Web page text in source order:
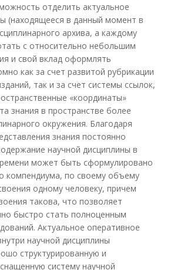
отделить актуальное
(находящееся в данный момент в
архива, а каждому
с относительно небольшим
и свой вклад оформлять
как за счет развитой рубрикации
так и за счет системы ссылок,
«координаты»
знания в пространстве более
окружения. Благодаря
знания постоянно
научной дисциплины в
может быть сформулировано
компендиума, по своему объему
одному человеку, причем
такова, что позволяет
быстро стать полноценным
Актуальное оперативное
научной дисциплины
структурированную и
систему научной